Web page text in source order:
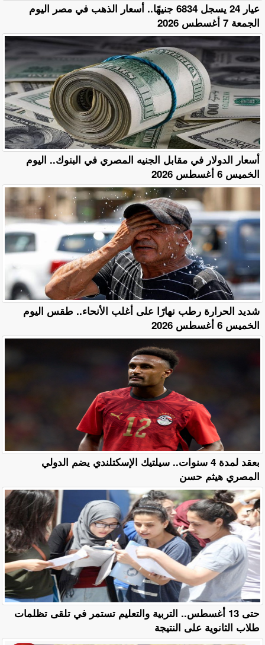
عيار 24 يسجل 6834 جنيهًا.. أسعار الذهب في مصر اليوم
الجمعة 7 أغسطس 2026
أسعار الدولار في مقابل الجنيه المصري في البنوك.. اليوم
الخميس 6 أغسطس 2026
​شديد الحرارة رطب نهارًا على أغلب الأنحاء.. طقس اليوم
الخميس 6 أغسطس 2026
بعقد لمدة 4 سنوات.. سيلتيك الإسكتلندي يضم الدولي
المصري هيثم حسن
حتى 13 أغسطس.. التربية والتعليم تستمر في تلقى تظلمات
طلاب الثانوية على النتيجة